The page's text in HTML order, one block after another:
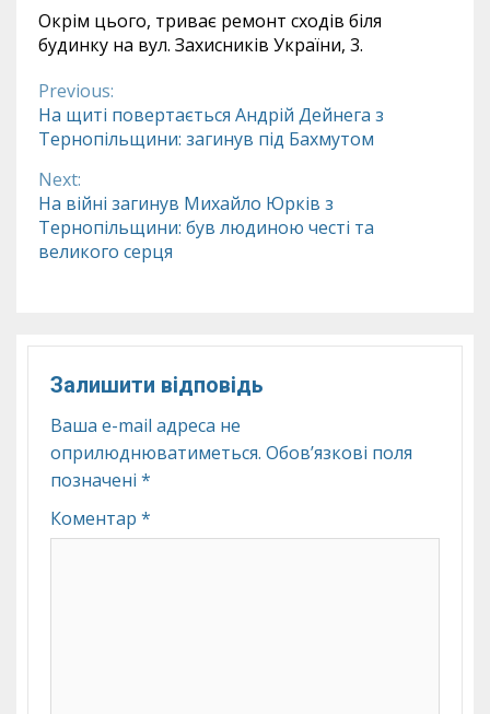
Окрім цього, триває ремонт сходів біля
будинку на вул. Захисників України, 3.
Continue
Reading
Previous:
На щиті повертається Андрій Дейнега з
Тернопільщини: загинув під Бахмутом
Next:
На війні загинув Михайло Юрків з
Тернопільщини: був людиною честі та
великого серця
Залишити відповідь
Ваша e-mail адреса не
оприлюднюватиметься. Обов’язкові поля
позначені *
Коментар *